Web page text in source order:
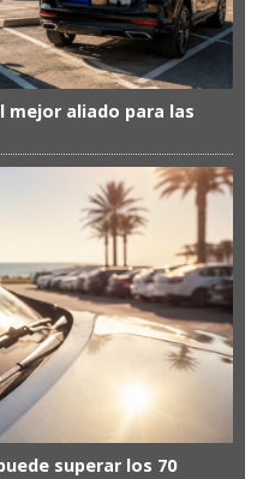
mejor aliado para las
superar los 70